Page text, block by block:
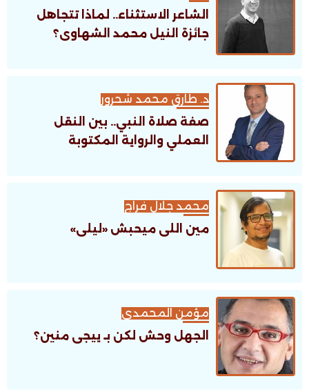
الشاعر الاستثناء.. لماذا تتجاهل
جائزة النيل محمد الشهاوى؟
د. طارق محمد شحرور
صفة صلاة النبي.. بين النقل
العملي والرواية المكتوبة
محمد جلال فراج
مين اللى ميحبش «ليلى»
مؤمن المحمدى
الجهل وحش لكن بـ ييجى منين؟